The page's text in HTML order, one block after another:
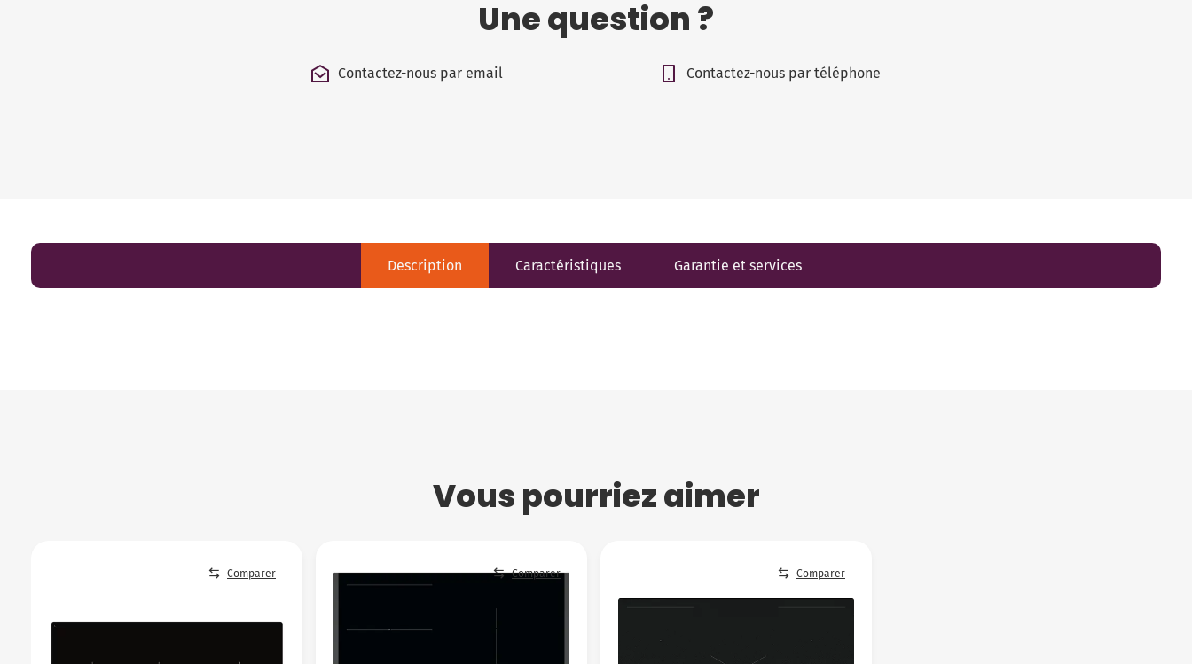
Une question ?
Contactez-nous par email Contactez-nous par téléphone
Description Caractéristiques Garantie et services
Vous pourriez aimer
Comparer Comparer Comparer